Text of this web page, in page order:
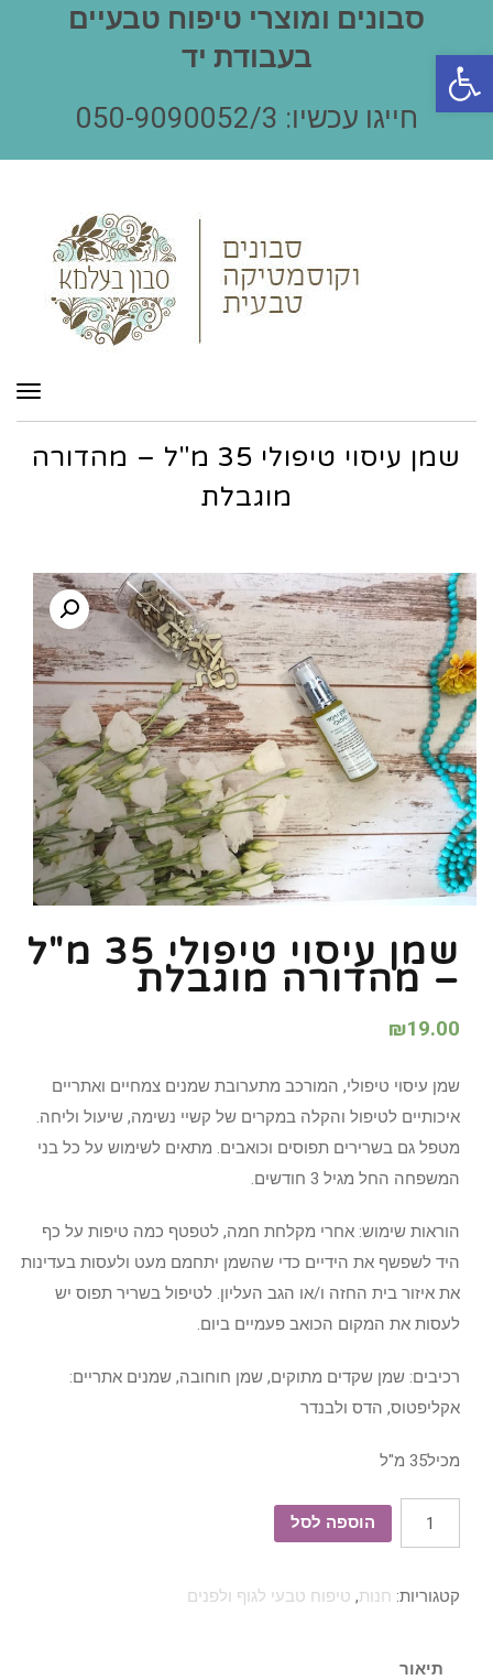
פתח סרגל נגישות
סבונים ומוצרי טיפוח טבעיים
בעבודת יד
חייגו עכשיו: 050-9090052/3
שמן עיסוי טיפולי 35 מ"ל – מהדורה
מוגבלת
שמן עיסוי טיפולי 35 מ"ל
– מהדורה מוגבלת
₪19.00
שמן עיסוי טיפולי, המורכב מתערובת שמנים צמחיים ואתריים
איכותיים לטיפול והקלה במקרים של קשיי נשימה, שיעול וליחה.
מטפל גם בשרירים תפוסים וכואבים. מתאים לשימוש על כל בני
המשפחה החל מגיל 3 חודשים.
הוראות שימוש: אחרי מקלחת חמה, לטפטף כמה טיפות על כף
היד לשפשף את הידיים כדי שהשמן יתחמם מעט ולעסות בעדינות
את איזור בית החזה ו/או הגב העליון. לטיפול בשריר תפוס יש
לעסות את המקום הכואב פעמיים ביום.
רכיבים: שמן שקדים מתוקים, שמן חוחובה, שמנים אתריים:
אקליפטוס, הדס ולבנדר
מכיל35 מ"ל
כמות
של
עיסוי
35
הוספה לסל
קטגוריות: חנות, טיפוח טבעי לגוף ולפנים
תיאור